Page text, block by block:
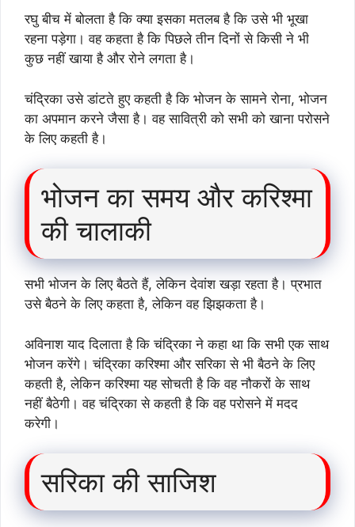
रघु बीच में बोलता है कि क्या इसका मतलब है कि उसे भी भूखा
रहना पड़ेगा। वह कहता है कि पिछले तीन दिनों से किसी ने भी
कुछ नहीं खाया है और रोने लगता है।
चंद्रिका उसे डांटते हुए कहती है कि भोजन के सामने रोना, भोजन
का अपमान करने जैसा है। वह सावित्री को सभी को खाना परोसने
के लिए कहती है।
भोजन का समय और करिश्मा
की चालाकी
सभी भोजन के लिए बैठते हैं, लेकिन देवांश खड़ा रहता है। प्रभात
उसे बैठने के लिए कहता है, लेकिन वह झिझकता है।
अविनाश याद दिलाता है कि चंद्रिका ने कहा था कि सभी एक साथ
भोजन करेंगे। चंद्रिका करिश्मा और सरिका से भी बैठने के लिए
कहती है, लेकिन करिश्मा यह सोचती है कि वह नौकरों के साथ
नहीं बैठेगी। वह चंद्रिका से कहती है कि वह परोसने में मदद
करेगी।
सरिका की साजिश